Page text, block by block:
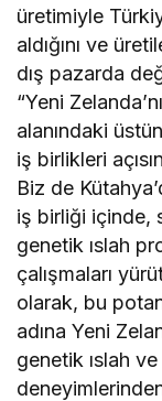
üretimiyle
aldığını ve
dış pazarda
“Yeni
alanındaki
iş birlikleri
Biz de
iş birliği içinde,
genetik ıslah
çalışmaları
olarak, bu
adına Yeni
genetik ıslah